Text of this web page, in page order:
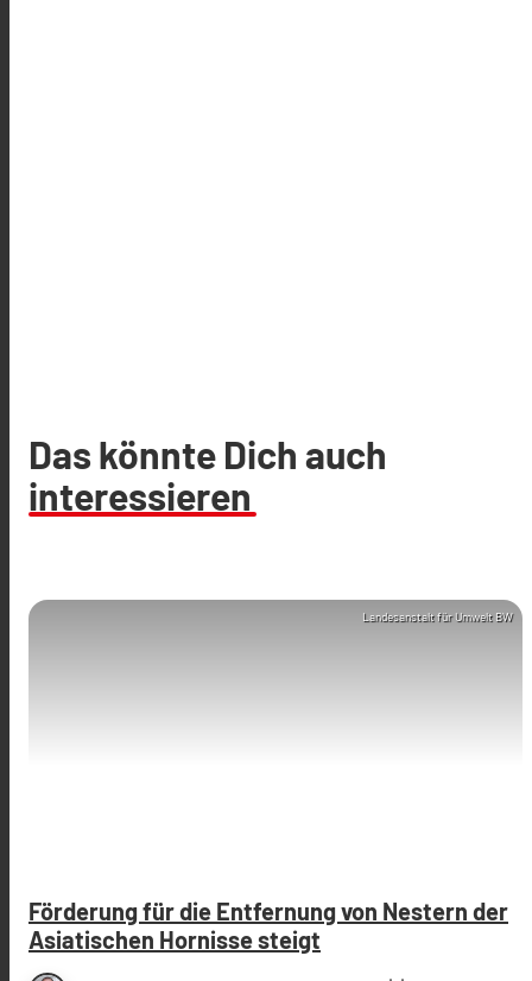
Das könnte Dich auch
interessieren
Landesanstalt für Umwelt BW
Förderung für die Entfernung von Nestern der
Asiatischen Hornisse steigt